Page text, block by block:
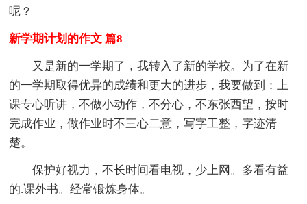
呢？
新学期计划的作文 篇8
又是新的一学期了，我转入了新的学校。为了在新
的一学期取得优异的成绩和更大的进步，我要做到：上
课专心听讲，不做小动作，不分心，不东张西望，按时
完成作业，做作业时不三心二意，写字工整，字迹清
楚。
保护好视力，不长时间看电视，少上网。多看有益
的.课外书。经常锻炼身体。